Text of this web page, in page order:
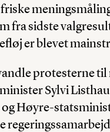
fra sidste
er blevet
protesterne til
Sylvi
og Høyre-